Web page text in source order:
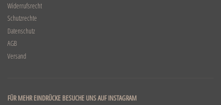
Widerrufsrecht
Schutzrechte
Datenschutz
AGB
Versand
FÜR MEHR EINDRÜCKE BESUCHE UNS AUF INSTAGRAM